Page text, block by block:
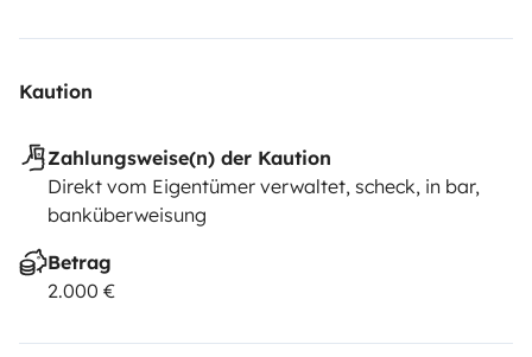
Kaution
Zahlungsweise(n) der Kaution
Direkt vom Eigentümer verwaltet, scheck, in bar,
banküberweisung
Betrag
2.000 €